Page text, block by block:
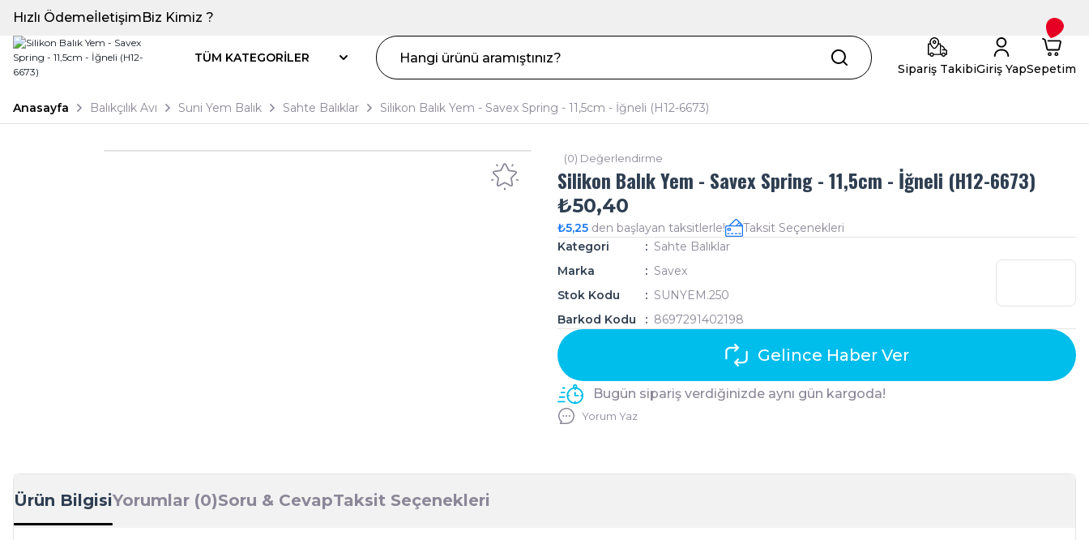
Hızlı ÖdemeİletişimBiz Kimiz ?
TÜM KATEGORİLER
Sipariş TakibiGiriş YapSepetim
Anasayfa Balıkçılık Avı Suni Yem Balık Sahte Balıklar Silikon Balık Yem - Savex Spring - 11,5cm - İğneli (H12-6673)
(0) Değerlendirme
Silikon Balık Yem - Savex Spring - 11,5cm - İğneli (H12-6673)
₺50,40
₺5,25 den başlayan taksitlerle!
Taksit Seçenekleri
Kategori
Sahte Balıklar
Marka
Savex
Stok Kodu
SUNYEM.250
Barkod Kodu
8697291402198
Gelince Haber Ver
Bugün sipariş verdiğinizde aynı gün kargoda!
Yorum Yaz
Ürün BilgisiYorumlar (0)Soru & CevapTaksit Seçenekleri